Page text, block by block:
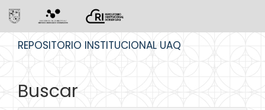
REPOSITORIO INSTITUCIONAL UAQ
Buscar